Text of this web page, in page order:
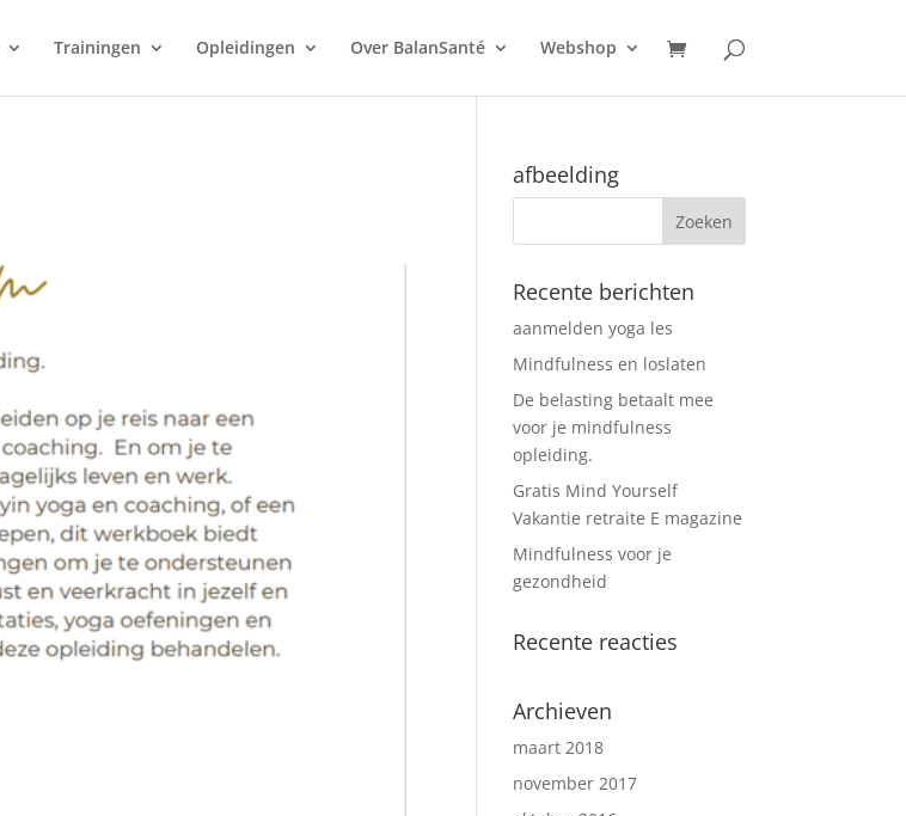
Trainingen Opleidingen Over BalanSanté Webshop
afbeelding
Recente berichten
aanmelden yoga les
Mindfulness en loslaten
De belasting betaalt mee
voor je mindfulness
opleiding.
Gratis Mind Yourself
Vakantie retraite E magazine
Mindfulness voor je
gezondheid
Recente reacties
Archieven
maart 2018
november 2017